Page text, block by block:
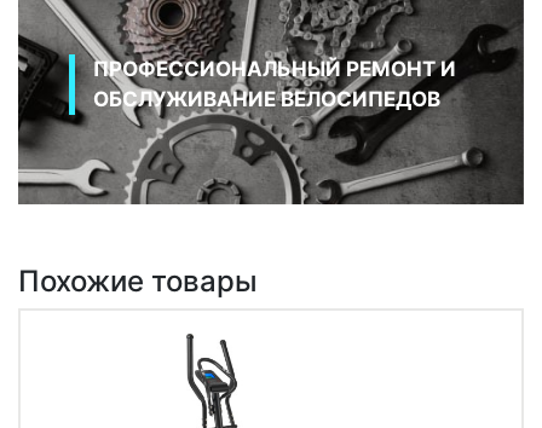
ПРОФЕССИОНАЛЬНЫЙ РЕМОНТ И
ОБСЛУЖИВАНИЕ ВЕЛОСИПЕДОВ
Похожие товары